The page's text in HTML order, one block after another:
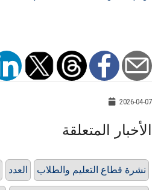
2026-04-07
الأخبار المتعلقة
العدد نشرة قطاع التعليم والطلاب